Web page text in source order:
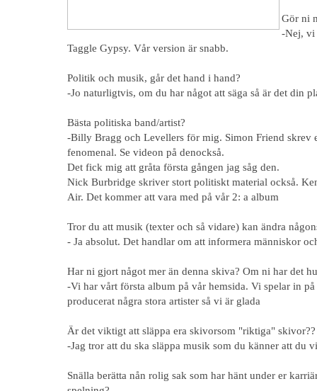
Gör ni
-Nej, vi
Taggle Gypsy. Vår version är snabb.
Politik och musik, går det hand i hand?
-Jo naturligtvis, om du har något att säga så är det din
Bästa politiska band/artist?
-Billy Bragg och Levellers för mig. Simon Friend skrev
fenomenal. Se videon på denockså.
Det fick mig att gråta första gången jag såg den.
Nick Burbridge skriver stort politiskt material också.
Air. Det kommer att vara med på vår 2: a album
Tror du att musik (texter och så vidare) kan ändra
- Ja absolut. Det handlar om att informera människor
Har ni gjort något mer än denna skiva? Om ni har det
-Vi har vårt första album på vår hemsida. Vi spelar in
producerat några stora artister så vi är glada
Är det viktigt att släppa era skivorsom "riktiga" skivor??
-Jag tror att du ska släppa musik som du känner att du
Snälla berätta nån rolig sak som har hänt under er